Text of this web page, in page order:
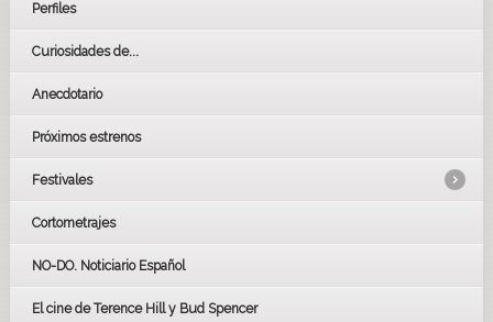
Perfiles
Curiosidades de...
Anecdotario
Próximos estrenos
Festivales
LOS OSCARS
GOYAS
BAFTA
Cortometrajes
NO-DO. Noticiario Español
El cine de Terence Hill y Bud Spencer